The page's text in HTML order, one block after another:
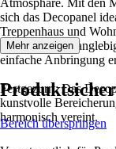
Atmosphäre. Mit den
sich das Decopanel
Treppenhaus und
Stabilität und
einfache Anbringung
Festgezurrt: Das
kunstvolle
harmonisch vereint.
Mehr anzeigen
Bereich überspringen